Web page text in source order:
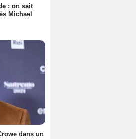
: on sait
Michael
dans un